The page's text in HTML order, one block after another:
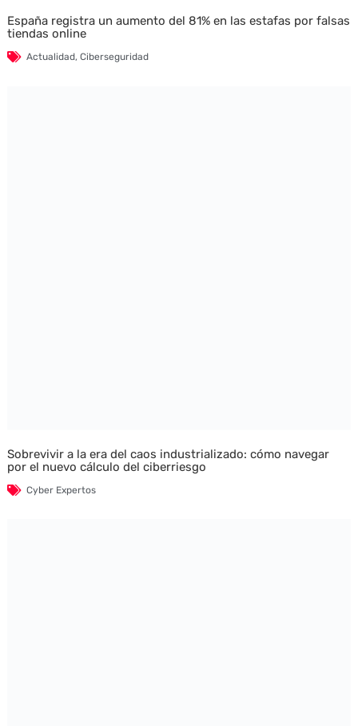
España registra un aumento del 81% en las estafas por falsas
tiendas online
Actualidad, Ciberseguridad
Sobrevivir a la era del caos industrializado: cómo navegar
por el nuevo cálculo del ciberriesgo
Cyber Expertos